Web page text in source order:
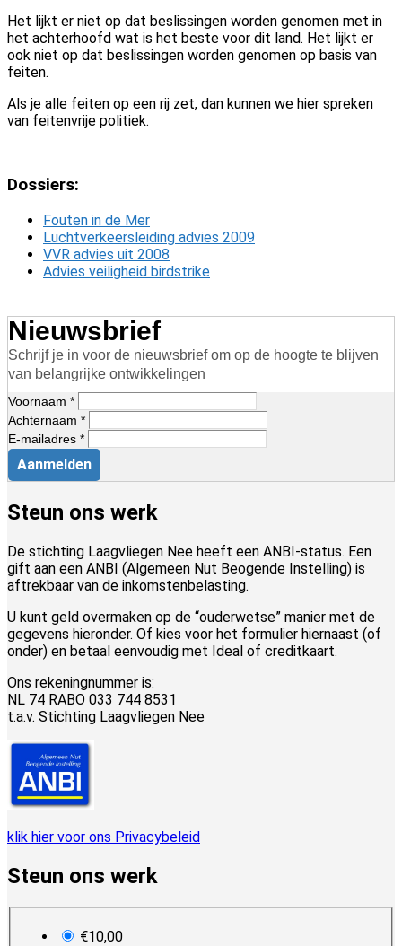
Het lijkt er niet op dat beslissingen worden genomen met in
het achterhoofd wat is het beste voor dit land. Het lijkt er
ook niet op dat beslissingen worden genomen op basis van
feiten.
Als je alle feiten op een rij zet, dan kunnen we hier spreken
van feitenvrije politiek.
Dossiers:
Fouten in de Mer
Luchtverkeersleiding advies 2009
VVR advies uit 2008
Advies veiligheid birdstrike
Nieuwsbrief
Schrijf je in voor de nieuwsbrief om op de hoogte te blijven
van belangrijke ontwikkelingen
Voornaam *
Achternaam *
E-mailadres *
Aanmelden
Steun ons werk
De stichting Laagvliegen Nee heeft een ANBI-status. Een
gift aan een ANBI (Algemeen Nut Beogende Instelling) is
aftrekbaar van de inkomstenbelasting.
U kunt geld overmaken op de “ouderwetse” manier met de
gegevens hieronder. Of kies voor het formulier hiernaast (of
onder) en betaal eenvoudig met Ideal of creditkaart.
Ons rekeningnummer is:
NL 74 RABO 033 744 8531
t.a.v. Stichting Laagvliegen Nee
klik hier voor ons Privacybeleid
Steun ons werk
€10,00